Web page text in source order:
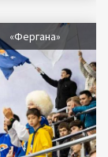
«Фергана»